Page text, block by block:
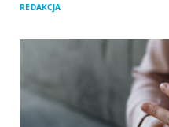
REDAKCJA